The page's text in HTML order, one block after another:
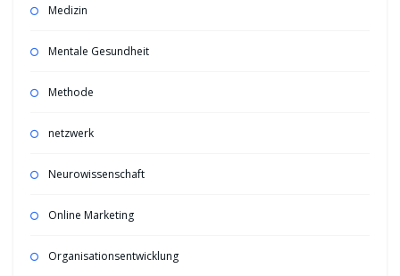
Medizin
Mentale Gesundheit
Methode
netzwerk
Neurowissenschaft
Online Marketing
Organisationsentwicklung